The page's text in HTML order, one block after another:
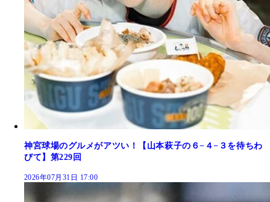
神宮球場のグルメがアツい！【山本萩子の６−４−３を待ちわ
びて】第229回
2026年07月31日 17:00